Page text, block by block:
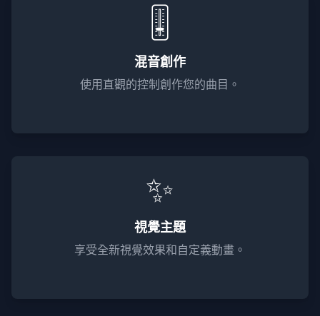
🎚️
混音創作
使用直觀的控制創作您的曲目。
✨
視覺主題
享受全新視覺效果和自定義動畫。